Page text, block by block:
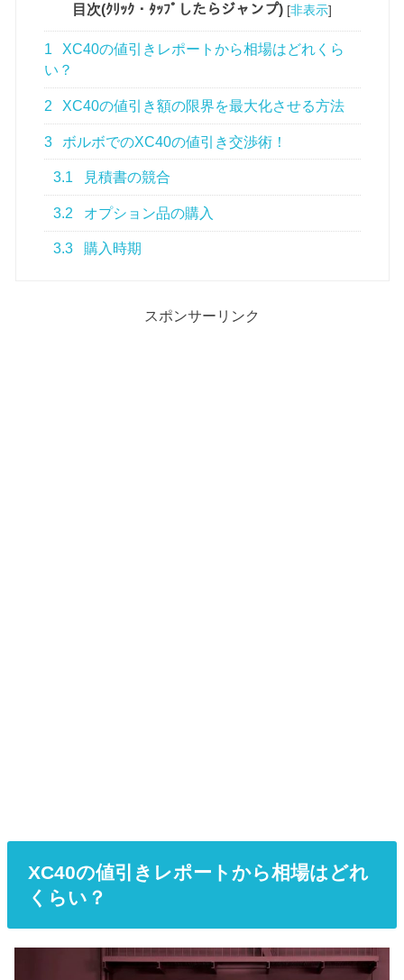
目次(ｸﾘｯｸ・ﾀｯﾌﾟしたらジャンプ) [非表示]
1
XC40の値引きレポートから相場はどれくら
い？
2 XC40の値引き額の限界を最大化させる方法
3 ボルボでのXC40の値引き交渉術！
3.1 見積書の競合
3.2 オプション品の購入
3.3 購入時期
スポンサーリンク
XC40の値引きレポートから相場はどれ
くらい？